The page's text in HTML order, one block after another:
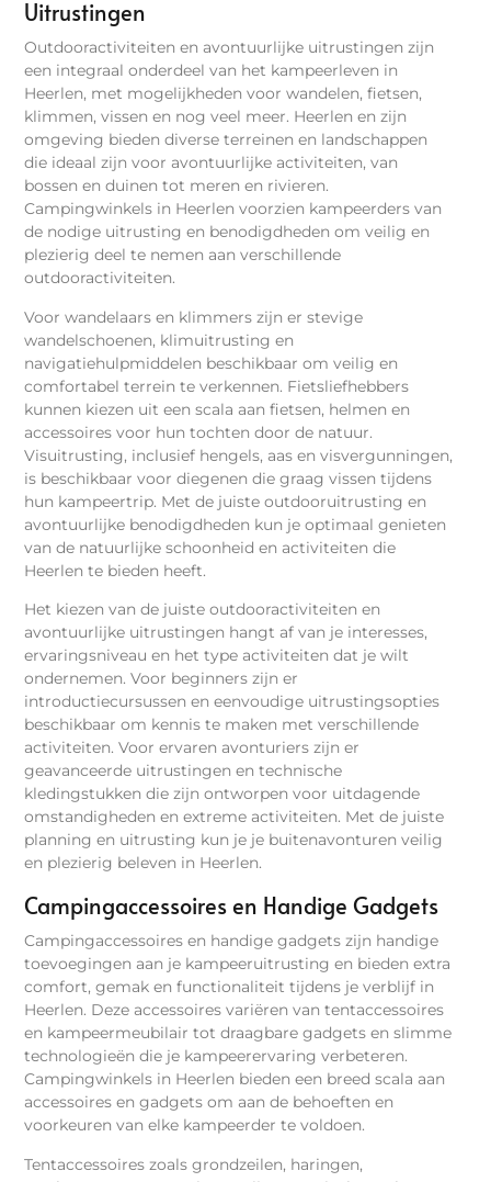
Uitrustingen
Outdooractiviteiten en avontuurlijke uitrustingen zijn
een integraal onderdeel van het kampeerleven in
Heerlen, met mogelijkheden voor wandelen, fietsen,
klimmen, vissen en nog veel meer. Heerlen en zijn
omgeving bieden diverse terreinen en landschappen
die ideaal zijn voor avontuurlijke activiteiten, van
bossen en duinen tot meren en rivieren.
Campingwinkels in Heerlen voorzien kampeerders van
de nodige uitrusting en benodigdheden om veilig en
plezierig deel te nemen aan verschillende
outdooractiviteiten.
Voor wandelaars en klimmers zijn er stevige
wandelschoenen, klimuitrusting en
navigatiehulpmiddelen beschikbaar om veilig en
comfortabel terrein te verkennen. Fietsliefhebbers
kunnen kiezen uit een scala aan fietsen, helmen en
accessoires voor hun tochten door de natuur.
Visuitrusting, inclusief hengels, aas en visvergunningen,
is beschikbaar voor diegenen die graag vissen tijdens
hun kampeertrip. Met de juiste outdooruitrusting en
avontuurlijke benodigdheden kun je optimaal genieten
van de natuurlijke schoonheid en activiteiten die
Heerlen te bieden heeft.
Het kiezen van de juiste outdooractiviteiten en
avontuurlijke uitrustingen hangt af van je interesses,
ervaringsniveau en het type activiteiten dat je wilt
ondernemen. Voor beginners zijn er
introductiecursussen en eenvoudige uitrustingsopties
beschikbaar om kennis te maken met verschillende
activiteiten. Voor ervaren avonturiers zijn er
geavanceerde uitrustingen en technische
kledingstukken die zijn ontworpen voor uitdagende
omstandigheden en extreme activiteiten. Met de juiste
planning en uitrusting kun je je buitenavonturen veilig
en plezierig beleven in Heerlen.
Campingaccessoires en Handige Gadgets
Campingaccessoires en handige gadgets zijn handige
toevoegingen aan je kampeeruitrusting en bieden extra
comfort, gemak en functionaliteit tijdens je verblijf in
Heerlen. Deze accessoires variëren van tentaccessoires
en kampeermeubilair tot draagbare gadgets en slimme
technologieën die je kampeerervaring verbeteren.
Campingwinkels in Heerlen bieden een breed scala aan
accessoires en gadgets om aan de behoeften en
voorkeuren van elke kampeerder te voldoen.
Tentaccessoires zoals grondzeilen, haringen,